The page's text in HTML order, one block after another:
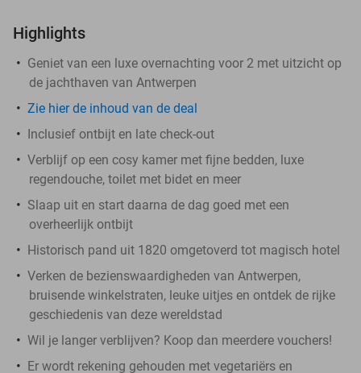
Highlights
Geniet van een luxe overnachting voor 2 met uitzicht op
de jachthaven van Antwerpen
Zie hier de inhoud van de deal
Inclusief ontbijt en late check-out
Verblijf op een cosy kamer met fijne bedden, luxe
regendouche, toilet met bidet en meer
Slaap uit en start daarna de dag goed met een
overheerlijk ontbijt
Historisch pand uit 1820 omgetoverd tot magisch hotel
Verken de bezienswaardigheden van Antwerpen,
bruisende winkelstraten, leuke uitjes en ontdek de rijke
geschiedenis van deze wereldstad
Wil je langer verblijven? Koop dan meerdere vouchers!
Er wordt rekening gehouden met vegetariërs en